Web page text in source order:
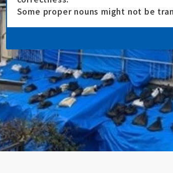
Some proper nouns might not be